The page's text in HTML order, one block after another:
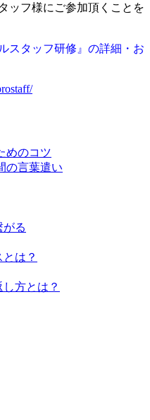
ッフ様にご参加頂くことを
スタッフ研修』の詳細・お
めのコツ
の言葉遣い
がる
は？
方とは？